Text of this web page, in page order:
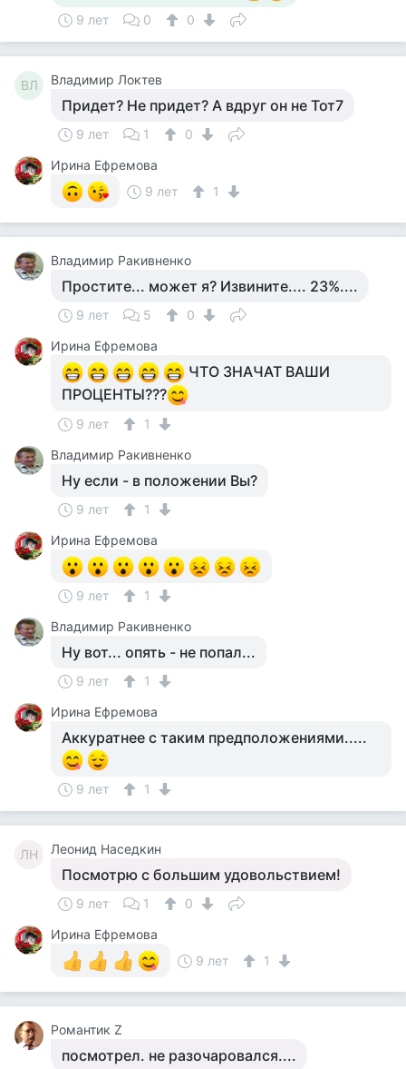
9 лет 0 0
ВЛ Владимир Локтев
Придет? Не придет? А вдруг он не Тот7
9 лет 1
0
Ирина Ефремова
9 лет
1
Владимир Ракивненко
Простите... может я? Извините.... 23%....
9 лет 5
0
Ирина Ефремова
ЧТО ЗНАЧАТ ВАШИ
ПРОЦЕНТЫ???
9 лет
1
Владимир Ракивненко
Ну если - в положении Вы?
9 лет
1
Ирина Ефремова
9 лет
1
Владимир Ракивненко
Ну вот... опять - не попал...
9 лет
1
Ирина Ефремова
Аккуратнее с таким предположениями.....
9 лет 1
ЛН Леонид Наседкин
Посмотрю с большим удовольствием!
9 лет 1
0
Ирина Ефремова
9 лет
1
Романтик Z
посмотрел. не разочаровался....